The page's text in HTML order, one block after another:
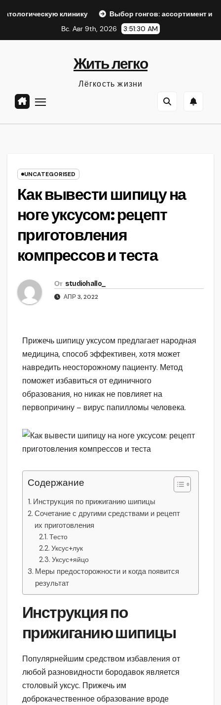
клинику
Выбор гонгов: ассортимент и
Вс. Авг 9th, 2026
3:51:31 AM
Жить легко
Лёгкость жизни
UNCATEGORISED
Как вывести шипицу на
ноге уксусом: рецепт
приготовления
компрессов и теста
От studiohallo_
АПР 3, 2022
Прижечь шипицу уксусом предлагает народная
медицина, способ эффективен, хотя может
навредить неосторожному пациенту. Метод
поможет избавиться от единичного
образования, но никак не повлияет на
первопричину – вирус папилломы человека.
Содержание
Инструкция по прижиганию шипицы
Сочетание с другими средствами и рецепт
их приготовления
Тесто
Уксус+лук
Уксус+яйцо
Меры предосторожности и когда появится
результат
Инструкция по
прижиганию шипицы
Популярнейшим средством избавления от
любой разновидности бородавок является
столовый уксус. Прижечь им
доброкачественное образование вроде